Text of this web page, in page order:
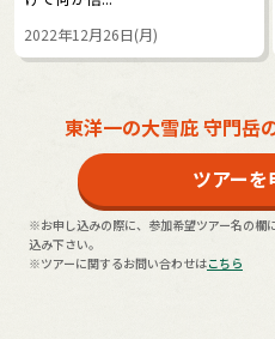
2022年12月26日(月)
東洋一の大雪庇 守門岳
ツアー
※お申し込みの際に、参加希望ツアー名の欄
込み下さい。
※ツアーに関するお問い合わせはこちら